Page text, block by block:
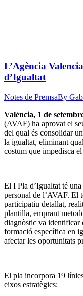
L’Agència
d’Igualtat
Notes de PremsaBy
València, 1 de
(AVAF) ha aprovat el
del qual és consolidar
la igualtat, eliminant
costum que impedisca
El I Pla d’Igualtat té
personal de l’AVAF. El
participatiu detallat,
plantilla, emprant
diagnòstic va identificar
formació específica en
afectar les oportunitats
El pla incorpora 19
eixos estratègics: